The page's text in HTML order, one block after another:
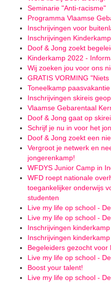
Seminarie "Anti-racisme"
Programma Vlaamse
Inschrijvingen voor
Inschrijvingen
Doof & Jong zoekt
Kinderkamp 2022 -
Wij zoeken jou voor ons
GRATIS VORMING
Toneelkamp
Inschrijvingen skireis
Vlaamse Gebarentaal
Doof & Jong gaat op
Schrijf je nu in voor het
Doof & Jong zoekt een
Vergroot je netwerk en
jongerenkamp!
WFDYS Junior Camp in
WFD roept nationale
toegankelijker onderwijs
studenten
Live my life op school -
Live my life op school -
Inschrijvingen
Inschrijvingen kinderkamp
Begeleiders gezocht voor
Live my life op school -
Boost your talent!
Live my life op school -